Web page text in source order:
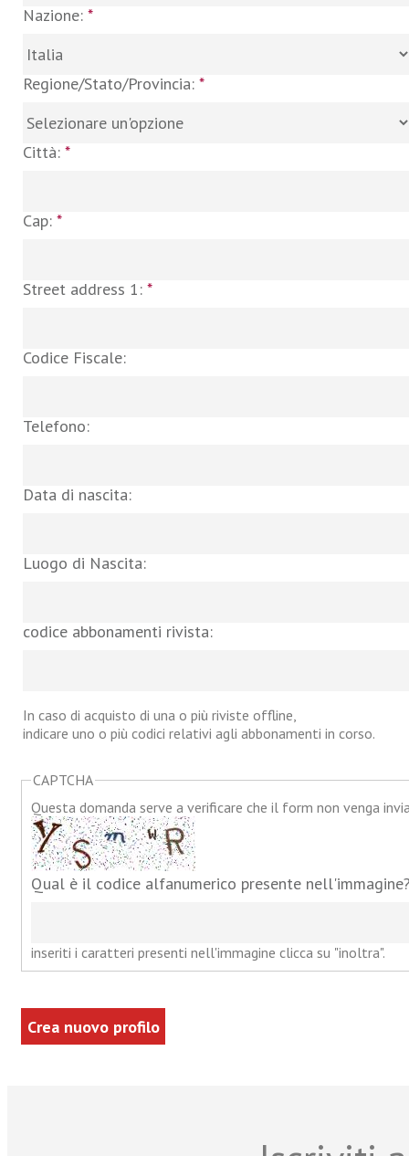
Nazione: *
Regione/Stato/Provincia: *
Città: *
Cap: *
Street address 1: *
Codice Fiscale:
Telefono:
Data di nascita:
Luogo di Nascita:
codice abbonamenti rivista:
In caso di acquisto di una o più riviste offline,
indicare uno o più codici relativi agli abbonamenti in corso.
CAPTCHA
Questa domanda serve a verificare che il form non venga
Qual è il codice alfanumerico presente
inseriti i caratteri presenti nell'immagine clicca su "inoltra".